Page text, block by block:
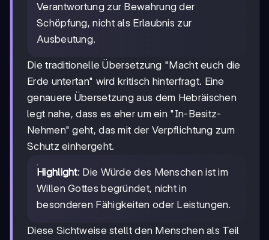
Verantwortung zur Bewahrung der
Schöpfung, nicht als Erlaubnis zur
Ausbeutung.
Die traditionelle Übersetzung "Macht euch die
Erde untertan" wird kritisch hinterfragt. Eine
genauere Übersetzung aus dem Hebräischen
legt nahe, dass es eher um ein "In-Besitz-
Nehmen" geht, das mit der Verpflichtung zum
Schutz einhergeht.
Highlight: Die Würde des Menschen ist im
Willen Gottes begründet, nicht in
besonderen Fähigkeiten oder Leistungen.
Diese Sichtweise stellt den Menschen als Teil